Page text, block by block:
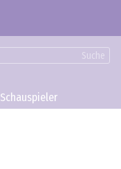
Suche
Schauspieler